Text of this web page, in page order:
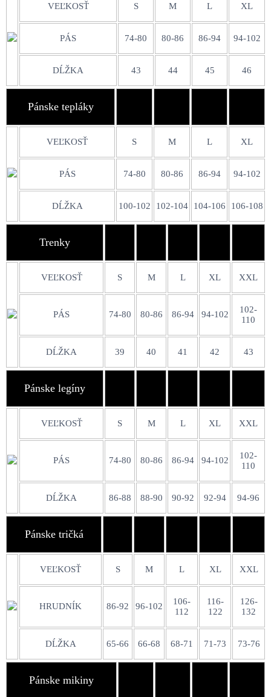
VEĽKOSŤ S M L XL
PÁS 74-80 80-86 86-94 94-102
DĹŽKA 43 44 45 46
Pánske tepláky
VEĽKOSŤ S M L XL
PÁS 74-80 80-86 86-94 94-102
DĹŽKA 100-102 102-104 104-106 106-108
Trenky
VEĽKOSŤ S M L XL XXL
PÁS 74-80 80-86 86-94 94-102
102-
110
DĹŽKA 39 40 41 42 43
Pánske legíny
VEĽKOSŤ S M L XL XXL
PÁS 74-80 80-86 86-94 94-102
102-
110
DĹŽKA 86-88 88-90 90-92 92-94 94-96
Pánske tričká
VEĽKOSŤ S M L XL XXL
HRUDNÍK 86-92 96-102
106-
112
116-
122
126-
132
DĹŽKA 65-66 66-68 68-71 71-73 73-76
Pánske mikiny